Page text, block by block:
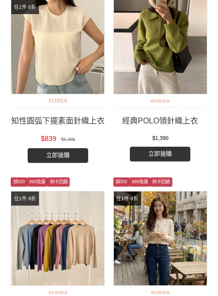
任1件 6折
KOREA
知性圓弧下擺素面針織上衣
$839 $1,398
立即搶購
evaviva
經典POLO領針織上衣
$1,390
立即搶購
任1件 9折
領500 999免運 刷卡回饋
evaviva
任1件 9折
領500 999免運 刷卡回饋
evaviva